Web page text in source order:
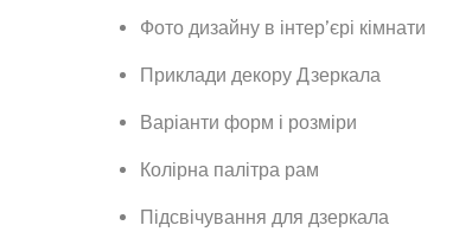
Фото дизайну в інтер’єрі кімнати
Приклади декору Дзеркала
Варіанти форм і розміри
Колірна палітра рам
Підсвічування для дзеркала